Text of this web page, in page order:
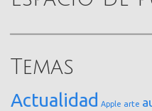
Temas
Actualidad Apple arte